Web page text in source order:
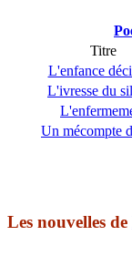
Titre
L'enfance
L'ivresse du
Un mécompte
Les nouvelles de